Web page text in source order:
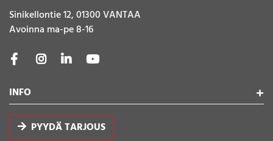
Sinikellontie 12, 01300 VANTAA
Avoinna ma-pe 8-16
INFO
PYYDÄ TARJOUS